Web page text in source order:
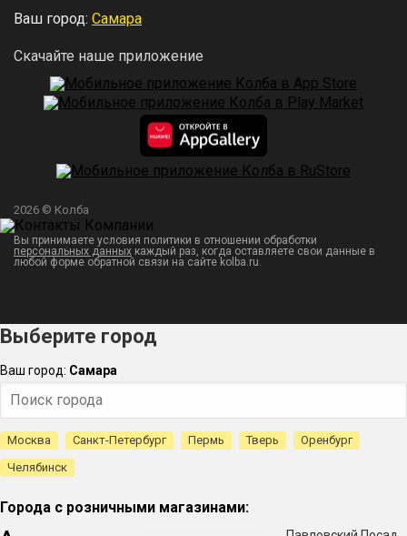
Ваш город: Самара
Скачайте наше приложение
2026 © Колба
Вы принимаете условия политики в отношении обработки
персональных данных каждый раз, когда оставляете свои данные в
любой форме обратной связи на сайте kolba.ru.
Выберите город
Ваш город: Самара
Москва Санкт-Петербург Пермь Тверь
Оренбург
Челябинск
Города с розничными магазинами: